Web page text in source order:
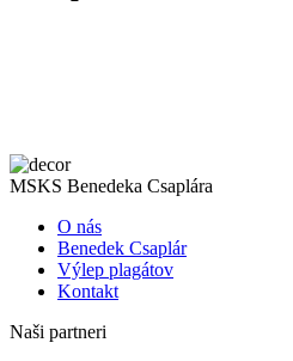
MSKS Benedeka Csaplára
O nás
Benedek Csaplár
Výlep plagátov
Kontakt
Naši partneri